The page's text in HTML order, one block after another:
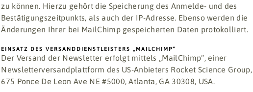
zu können. Hierzu gehört die Speicherung des Anmelde- und des
Bestätigungszeitpunkts, als auch der IP-Adresse. Ebenso werden die
Änderungen Ihrer bei MailChimp gespeicherten Daten protokolliert.
EINSATZ DES VERSANDDIENSTLEISTERS „MAILCHIMP“
Der Versand der Newsletter erfolgt mittels „MailChimp“, einer
Newsletterversandplattform des US-Anbieters Rocket Science Group,
675 Ponce De Leon Ave NE #5000, Atlanta, GA 30308, USA.